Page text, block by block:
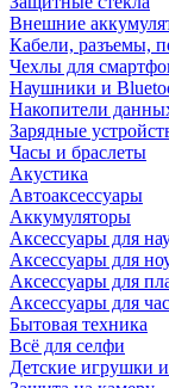
Внешние
Кабели, разъемы,
Чехлы для
Наушники и
Накопители
Зарядные
Часы и браслеты
Акустика
Автоаксессуары
Аккумуляторы
Аксессуары для
Аксессуары для
Аксессуары для
Аксессуары для
Бытовая техника
Всё для селфи
Детские игрушки